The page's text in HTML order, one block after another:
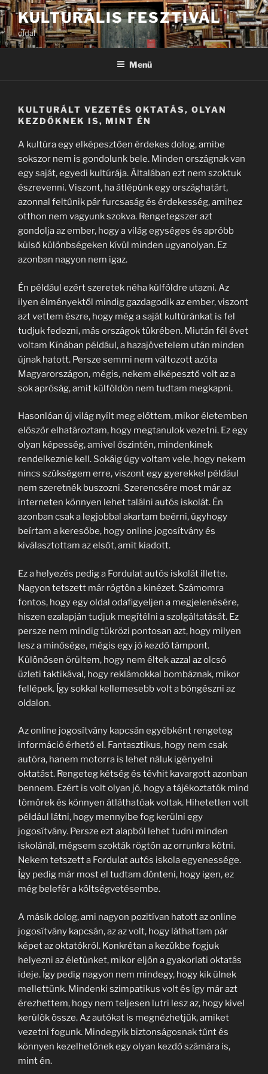
Tartalomhoz
KULTURÁLIS FESZTIVÁL
oldal
Menü
KULTURÁLT VEZETÉS OKTATÁS, OLYAN
KEZDŐKNEK IS, MINT ÉN
A kultúra egy elképesztően érdekes dolog, amibe
sokszor nem is gondolunk bele. Minden országnak van
egy saját, egyedi kultúrája. Általában ezt nem szoktuk
észrevenni. Viszont, ha átlépünk egy országhatárt,
azonnal feltűnik pár furcsaság és érdekesség, amihez
otthon nem vagyunk szokva. Rengetegszer azt
gondolja az ember, hogy a világ egységes és apróbb
külső különbségeken kívül minden ugyanolyan. Ez
azonban nagyon nem igaz.
Én például ezért szeretek néha külföldre utazni. Az
ilyen élményektől mindig gazdagodik az ember, viszont
azt vettem észre, hogy még a saját kultúránkat is fel
tudjuk fedezni, más országok tükrében. Miután fél évet
voltam Kínában például, a hazajövetelem után minden
újnak hatott. Persze semmi nem változott azóta
Magyarországon, mégis, nekem elképesztő volt az a
sok apróság, amit külföldön nem tudtam megkapni.
Hasonlóan új világ nyílt meg előttem, mikor életemben
először elhatároztam, hogy megtanulok vezetni. Ez egy
olyan képesség, amivel őszintén, mindenkinek
rendelkeznie kell. Sokáig úgy voltam vele, hogy nekem
nincs szükségem erre, viszont egy gyerekkel például
nem szeretnék buszozni. Szerencsére most már az
interneten könnyen lehet találni autós iskolát. Én
azonban csak a legjobbal akartam beérni, úgyhogy
beírtam a keresőbe, hogy online jogosítvány és
kiválasztottam az elsőt, amit kiadott.
Ez a helyezés pedig a Fordulat autós iskolát illette.
Nagyon tetszett már rögtön a kinézet. Számomra
fontos, hogy egy oldal odafigyeljen a megjelenésére,
hiszen ezalapján tudjuk megítélni a szolgáltatását. Ez
persze nem mindig tükrözi pontosan azt, hogy milyen
lesz a minősége, mégis egy jó kezdő támpont.
Különösen örültem, hogy nem éltek azzal az olcsó
üzleti taktikával, hogy reklámokkal bombáznak, mikor
fellépek. Így sokkal kellemesebb volt a böngészni az
oldalon.
Az online jogosítvány kapcsán egyébként rengeteg
információ érhető el. Fantasztikus, hogy nem csak
autóra, hanem motorra is lehet náluk igényelni
oktatást. Rengeteg kétség és tévhit kavargott azonban
bennem. Ezért is volt olyan jó, hogy a tájékoztatók mind
tömörek és könnyen átláthatóak voltak. Hihetetlen volt
például látni, hogy mennyibe fog kerülni egy
jogosítvány. Persze ezt alapból lehet tudni minden
iskolánál, mégsem szokták rögtön az orrunkra kötni.
Nekem tetszett a Fordulat autós iskola egyenessége.
Így pedig már most el tudtam dönteni, hogy igen, ez
még belefér a költségvetésembe.
A másik dolog, ami nagyon pozitívan hatott az online
jogosítvány kapcsán, az az volt, hogy láthattam pár
képet az oktatókról. Konkrétan a kezükbe fogjuk
helyezni az életünket, mikor eljön a gyakorlati oktatás
ideje. Így pedig nagyon nem mindegy, hogy kik ülnek
mellettünk. Mindenki szimpatikus volt és így már azt
érezhettem, hogy nem teljesen lutri lesz az, hogy kivel
kerülök össze. Az autókat is megnézhetjük, amiket
vezetni fogunk. Mindegyik biztonságosnak tűnt és
könnyen kezelhetőnek egy olyan kezdő számára is,
mint én.